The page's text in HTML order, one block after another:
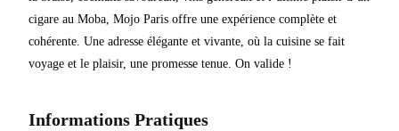
cigare au Moba, Mojo Paris offre une expérience complète et
cohérente. Une adresse élégante et vivante, où la cuisine se fait
voyage et le plaisir, une promesse tenue. On valide !
Informations Pratiques